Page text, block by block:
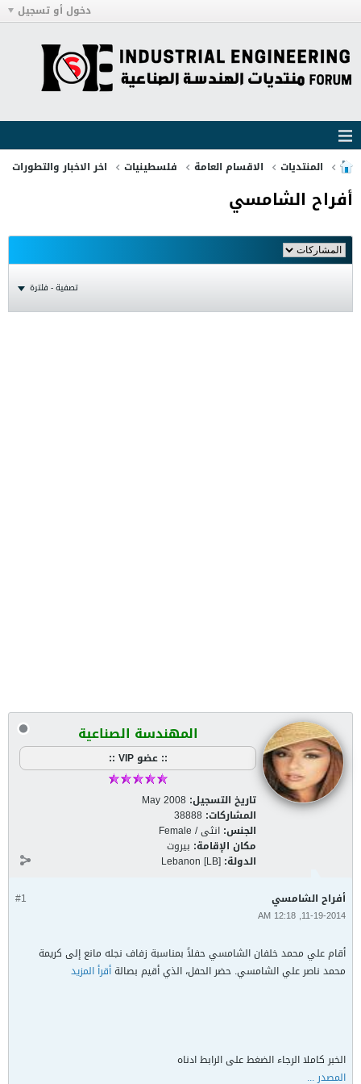
دخول أو تسجيل
المنتديات الاقسام العامة فلسطينيات اخر الاخبار والتطورات
أفراح الشامسي
تصفية - فلترة
المهندسة الصناعية
:: عضو VIP ::
تاريخ التسجيل: May 2008
المشاركات: 38888
الجنس: انثى / Female
مكان الإقامة: بيروت
الدولة: Lebanon [LB]
#1 أفراح الشامسي
11-19-2014, 12:18 AM
أقام علي محمد خلفان الشامسي حفلاً بمناسبة زفاف نجله مانع إلى كريمة
محمد ناصر علي الشامسي. حضر الحفل، الذي أقيم بصالةأقرأ المزيد
الخبر كاملا الرجاء الضغط على الرابط ادناه
المصدر ...